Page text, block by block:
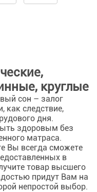
круглые
сон – залог
как следствие,
дня.
здоровым без
матраса.
Вы всегда сможете
в
товар высшего
придут Вам на
непростой выбор.